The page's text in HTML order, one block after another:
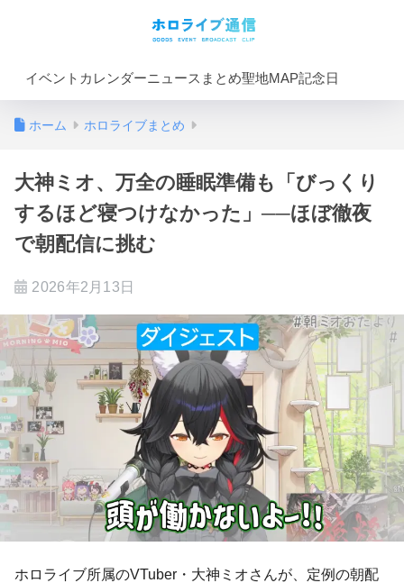
イベントカレンダーニュースまとめ聖地MAP記念日
ホーム ホロライブまとめ
大神ミオ、万全の睡眠準備も「びっくり
するほど寝つけなかった」──ほぼ徹夜
で朝配信に挑む
2026年2月13日
ホロライブ所属のVTuber・大神ミオさんが、定例の朝配